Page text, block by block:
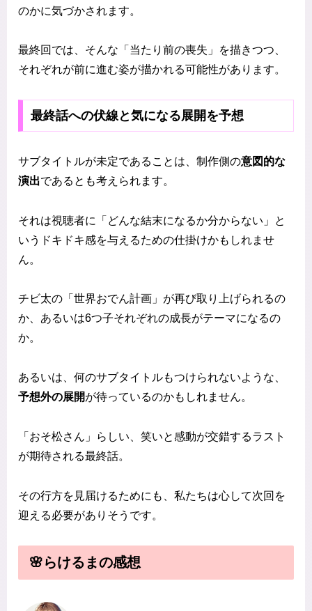
のかに気づかされます。
最終回では、そんな「当たり前の喪失」を描きつつ、
それぞれが前に進む姿が描かれる可能性があります。
最終話への伏線と気になる展開を予想
サブタイトルが未定であることは、制作側の意図的な
演出であるとも考えられます。
それは視聴者に「どんな結末になるか分からない」と
いうドキドキ感を与えるための仕掛けかもしれませ
ん。
チビ太の「世界おでん計画」が再び取り上げられるの
か、あるいは6つ子それぞれの成長がテーマになるの
か。
あるいは、何のサブタイトルもつけられないような、
予想外の展開が待っているのかもしれません。
「おそ松さん」らしい、笑いと感動が交錯するラスト
が期待される最終話。
その行方を見届けるためにも、私たちは心して次回を
迎える必要がありそうです。
🌸らけるまの感想